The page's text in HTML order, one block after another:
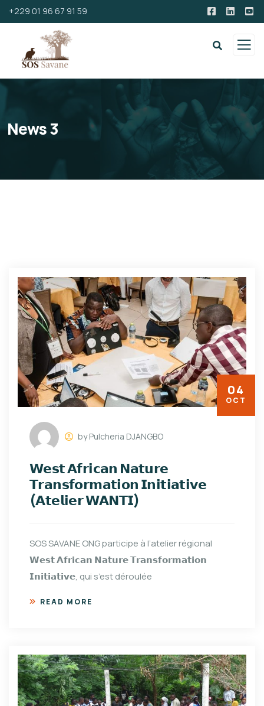
+229 01 96 67 91 59
News 3
by Pulcheria DJANGBO
𝗪𝗲𝘀𝘁 𝗔𝗳𝗿𝗶𝗰𝗮𝗻 𝗡𝗮𝘁𝘂𝗿𝗲
𝗧𝗿𝗮𝗻𝘀𝗳𝗼𝗿𝗺𝗮𝘁𝗶𝗼𝗻 𝗜𝗻𝗶𝘁𝗶𝗮𝘁𝗶𝘃𝗲
(𝗔𝘁𝗲𝗹𝗶𝗲𝗿 𝗪𝗔𝗡𝗧𝗜)
SOS SAVANE ONG participe à l’atelier régional
𝗪𝗲𝘀𝘁 𝗔𝗳𝗿𝗶𝗰𝗮𝗻 𝗡𝗮𝘁𝘂𝗿𝗲 𝗧𝗿𝗮𝗻𝘀𝗳𝗼𝗿𝗺𝗮𝘁𝗶𝗼𝗻
𝗜𝗻𝗶𝘁𝗶𝗮𝘁𝗶𝘃𝗲, qui s’est déroulée
READ MORE
04
OCT